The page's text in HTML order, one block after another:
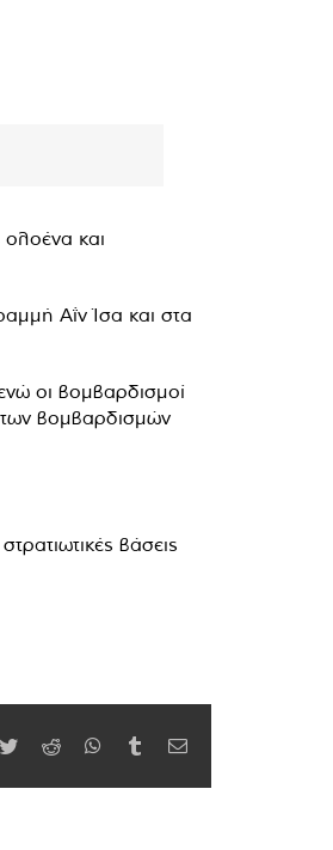
και
Αΐν Ίσα και στα
οι βομβαρδισμοί
βομβαρδισμών
βάσεις
TwitterReddit WhatsApp
TumblrEmail